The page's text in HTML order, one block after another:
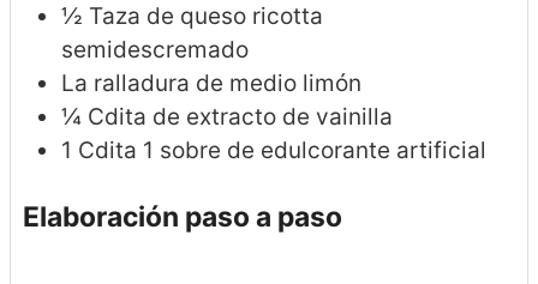
½ Taza de queso ricotta
semidescremado
La ralladura de medio limón
¼ Cdita de extracto de vainilla
1 Cdita 1 sobre de edulcorante artificial
Elaboración paso a paso